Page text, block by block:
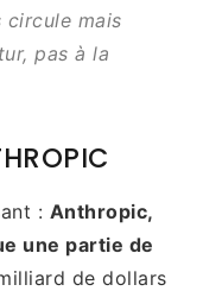
circule mais
pas à la
: Anthropic,
une partie de
de dollars